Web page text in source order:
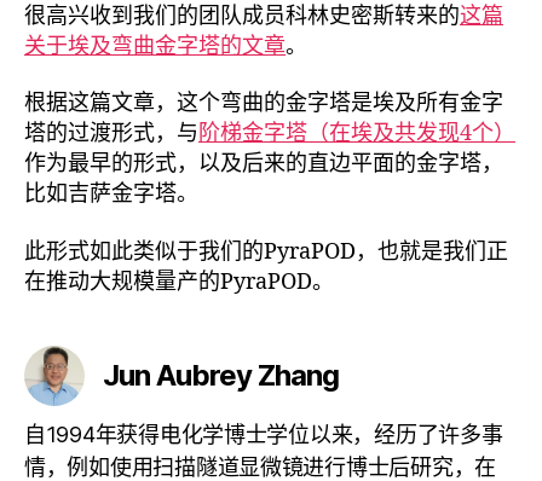
PyraPOD
者
形
状
相
似
很高兴收到我们的团队成员科林史密斯转来的这篇
关于埃及弯曲金字塔的文章。
根据这篇文章，这个弯曲的金字塔是埃及所有金字
塔的过渡形式，与 阶梯金字塔（在埃及共发现4个）
作为最早的形式，以及后来的直边平面的金字塔，
比如吉萨金字塔。
此形式如此类似于我们的PyraPOD，也就是我们正
在推动大规模量产的PyraPOD。
Jun Aubrey Zhang
自1994年获得电化学博士学位以来，经历了许多事
情，例如使用扫描隧道显微镜进行博士后研究，在